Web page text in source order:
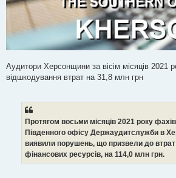
Аудитори Херсонщини за вісім місяців 2021
відшкодування втрат на 31,8 млн грн
Протягом восьми місяців 2021 року
Південного офісу Держаудитслужби в
виявили порушень, що призвели до втрат
фінансових ресурсів, на 114,0 млн грн.